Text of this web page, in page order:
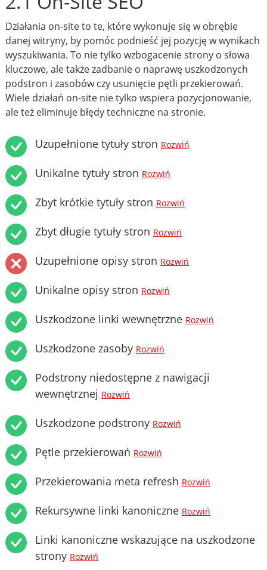
Działania on-site to te, które wykonuje się w obrębie
danej witryny, by pomóc podnieść jej pozycję w wynikach
wyszukiwania. To nie tylko wzbogacenie strony o słowa
kluczowe, ale także zadbanie o naprawę uszkodzonych
podstron i zasobów czy usunięcie pętli przekierowań.
Wiele działań on-site nie tylko wspiera pozycjonowanie,
ale też eliminuje błędy techniczne na stronie.
Uzupełnione tytuły stron Rozwiń
Unikalne tytuły stron Rozwiń
Zbyt krótkie tytuły stron Rozwiń
Zbyt długie tytuły stron Rozwiń
Uzupełnione opisy stron Rozwiń
Unikalne opisy stron Rozwiń
Uszkodzone linki wewnętrzne Rozwiń
Uszkodzone zasoby Rozwiń
Podstrony niedostępne z nawigacji
wewnętrznej Rozwiń
Uszkodzone podstrony Rozwiń
Pętle przekierowań Rozwiń
Przekierowania meta refresh Rozwiń
Rekursywne linki kanoniczne Rozwiń
Linki kanoniczne wskazujące na uszkodzone
strony Rozwiń